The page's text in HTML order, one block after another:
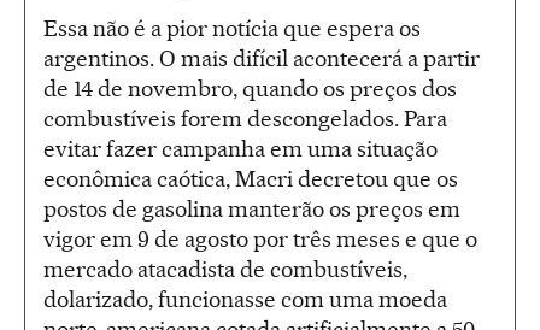
Essa não é a pior notícia que espera os
argentinos. O mais difícil acontecerá a partir
de 14 de novembro, quando os preços dos
combustíveis forem descongelados. Para
evitar fazer campanha em uma situação
econômica caótica, Macri decretou que os
postos de gasolina manterão os preços em
vigor em 9 de agosto por três meses e que o
mercado atacadista de combustíveis,
dolarizado, funcionasse com uma moeda